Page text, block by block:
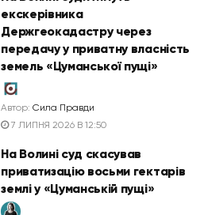
екскерівника
Держгеокадастру через
передачу у приватну власність
земель «Цуманської пущі»
Автор: Сила Правди
7 ЛИПНЯ 2026 В 12:50
На Волині суд скасував
приватизацію восьми гектарів
землі у «Цуманській пущі»